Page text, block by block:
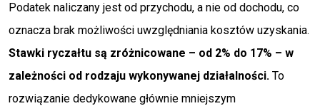
Podatek naliczany jest od przychodu, a nie od dochodu, co
oznacza brak możliwości uwzględniania kosztów uzyskania.
Stawki ryczałtu są zróżnicowane – od 2% do 17% – w
zależności od rodzaju wykonywanej działalności. To
rozwiązanie dedykowane głównie mniejszym